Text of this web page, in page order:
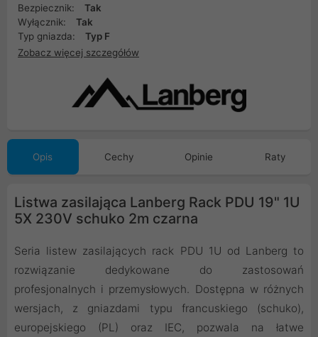
Bezpiecznik:
Tak
Wyłącznik:
Tak
Typ gniazda:
Typ F
Zobacz więcej szczegółów
Opis Cechy Opinie Raty
Listwa zasilająca Lanberg Rack PDU 19" 1U
5X 230V schuko 2m czarna
Seria listew zasilających rack PDU 1U od Lanberg to
rozwiązanie dedykowane do zastosowań
profesjonalnych i przemysłowych. Dostępna w różnych
wersjach, z gniazdami typu francuskiego (schuko),
europejskiego (PL) oraz IEC, pozwala na łatwe